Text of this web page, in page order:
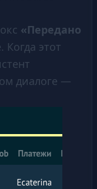
«Передано
Когда этот
диалоге —